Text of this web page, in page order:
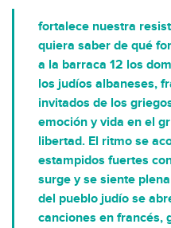
fortalece nuestra
quiera saber de qué
a la barraca 12 los
los judíos albaneses,
invitados de los
emoción y vida en el
libertad. El ritmo se
estampidos fuertes
surge y se siente
del pueblo judío se
canciones en francés,